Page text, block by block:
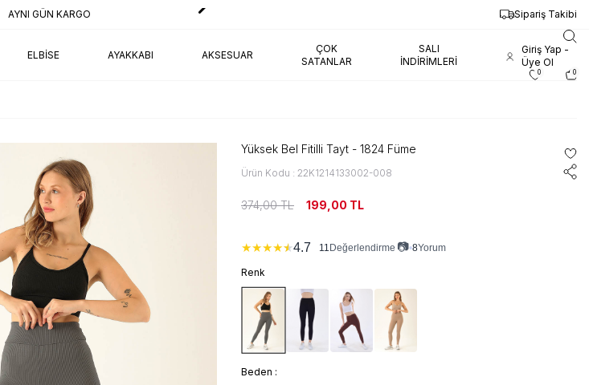
AYNI GÜN KARGO Sipariş Takibi
ELBISE AYAKKABI AKSESUAR
ÇOK
SATANLAR
SALI
İNDIRIMLERI
Giriş Yap -
Üye Ol
0 0
Yüksek Bel Fitilli Tayt - 1824 Füme
Ürün Kodu : 22K1214133002-008
374,00TL 199,00 TL
★★★★★4.7 11 Değerlendirme 📷•8Yorum
Renk
Beden :